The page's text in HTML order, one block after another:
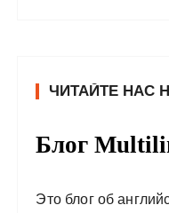
ЧИТАЙТЕ НАС
Блог
Это блог об